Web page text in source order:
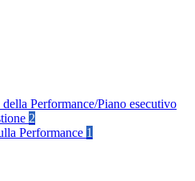
della Performance/Piano esecutivo
2
Performance 1